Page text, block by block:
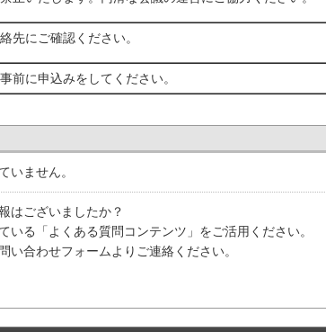
先にご確認ください。
前に申込みをしてください。
いません。
はございましたか？
いる「よくある質問コンテンツ」をご活用ください。
い合わせフォームよりご連絡ください。